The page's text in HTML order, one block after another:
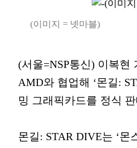
(이미지 = 넷마블)
(서울=NSP통신) 이복현
AMD와 협업해 ‘몬길:
밍 그래픽카드를 정식
몬길: STAR DIVE는 ‘몬